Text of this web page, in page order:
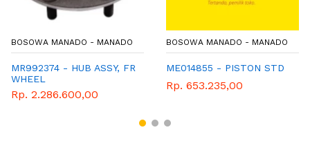
BOSOWA MANADO - MANADO
MR992374 - HUB ASSY, FR
WHEEL
Rp. 2.286.600,00
BOSOWA MANADO - MANADO
ME014855 - PISTON STD
Rp. 653.235,00